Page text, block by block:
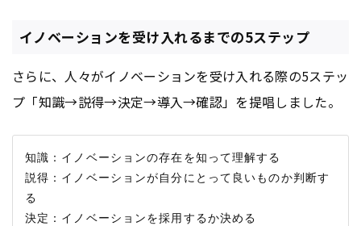
イノベーションを受け入れるまでの5ステップ
さらに、人々がイノベーションを受け入れる際の5ステッ
プ「知識→説得→決定→導入→確認」を提唱しました。
知識：イノベーションの存在を知って理解する
説得：イノベーションが自分にとって良いものか判断す
る
決定：イノベーションを採用するか決める